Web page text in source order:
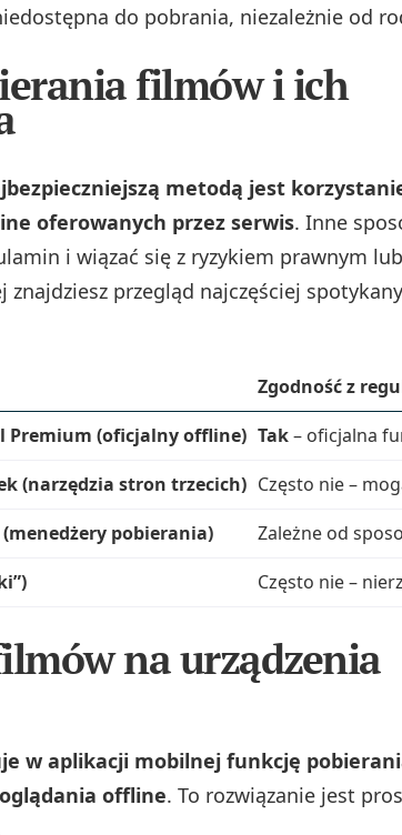
do pobrania, niezależnie od
filmów i ich
metodą jest
oferowanych przez serwis. Inne
i wiązać się z ryzykiem prawnym lub
znajdziesz przegląd najczęściej
Zgodność z
Premium (oficjalny offline) Tak– oficjalna
(narzędzia stron trzecich) Często nie –
pobierania)
Zależne od
Często nie –
na urządzenia
w aplikacji mobilnej funkcję
offline. To rozwiązanie jest